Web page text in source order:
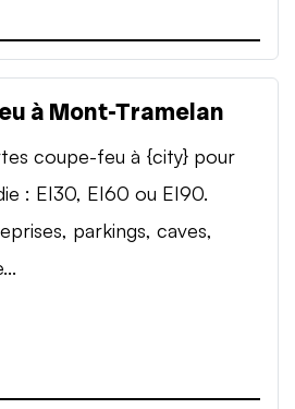
à Mont-Tramelan
coupe-feu à {city} pour
: EI30, EI60 ou EI90.
parkings, caves,